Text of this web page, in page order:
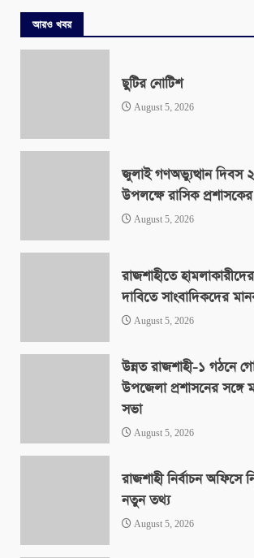
আরও খবর
ছুটির নোটিশ
August 5, 2026
জুলাই গণঅভ্যুত্থান দিবস
উপলক্ষে রাসিক প্রশাসকের
August 5, 2026
রাজশাহীতে
দাবিতে সাংবাদিকদের
August 5, 2026
উন্নত রাজশাহী-১ গঠনে
উপজেলা প্রশাসনের সঙ্গে
সভা
August 5, 2026
রাজশাহী নির্বাচন অফিসে
নতুন তথ্য
August 5, 2026